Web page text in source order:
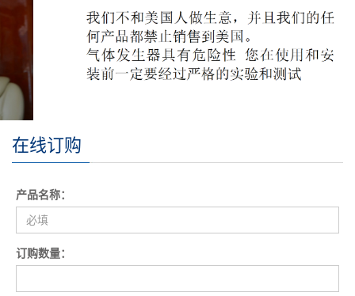
在线订购
产品名称：
订购数量：